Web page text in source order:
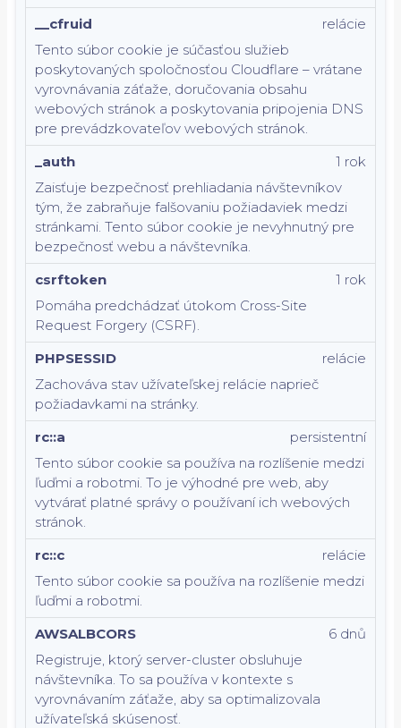
__cfruid
Tento súbor cookie je súčasťou služieb
poskytovaných spoločnosťou Cloudflare – vrátane
vyrovnávania záťaže, doručovania obsahu
webových stránok a poskytovania pripojenia DNS
pre prevádzkovateľov webových stránok.
relácie
_auth
Zaisťuje bezpečnosť prehliadania návštevníkov
tým, že zabraňuje falšovaniu požiadaviek medzi
stránkami. Tento súbor cookie je nevyhnutný pre
bezpečnosť webu a návštevníka.
1 rok
csrftoken
Pomáha predchádzať útokom Cross-Site
Request Forgery (CSRF).
1 rok
PHPSESSID
Zachováva stav užívateľskej relácie naprieč
požiadavkami na stránky.
relácie
rc::a
Tento súbor cookie sa používa na rozlíšenie medzi
ľuďmi a robotmi. To je výhodné pre web, aby
vytvárať platné správy o používaní ich webových
stránok.
persistentní
rc::c
Tento súbor cookie sa používa na rozlíšenie medzi
ľuďmi a robotmi.
relácie
AWSALBCORS
Registruje, ktorý server-cluster obsluhuje
návštevníka. To sa používa v kontexte s
vyrovnávaním záťaže, aby sa optimalizovala
užívateľská skúsenosť.
6 dnů